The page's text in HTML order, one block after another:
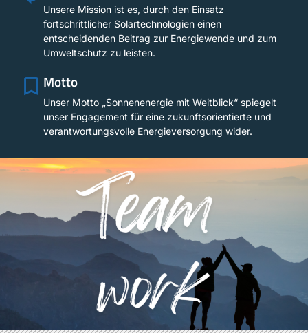
Unsere Mission ist es, durch den Einsatz
fortschrittlicher Solartechnologien einen
entscheidenden Beitrag zur Energiewende und zum
Umweltschutz zu leisten.
Motto
Unser Motto „Sonnenenergie mit Weitblick“ spiegelt
unser Engagement für eine zukunftsorientierte und
verantwortungsvolle Energieversorgung wider.